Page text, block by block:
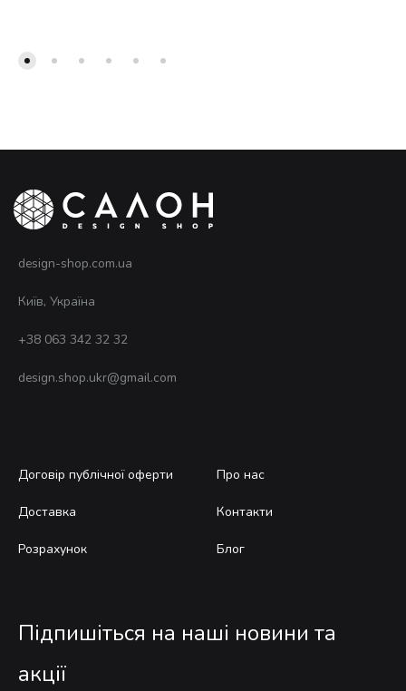
design-shop.com.ua
Київ, Україна
+38 063 342 32 32
design.shop.ukr@gmail.com
Договір публічної оферти
Доставка
Розрахунок
Про нас
Контакти
Блог
Підпишіться на наші новини та
акції